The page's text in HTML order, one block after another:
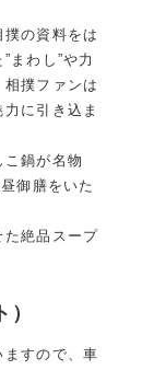
の資料をは
まわし”や力
撲ファンは
に引き込ま
鍋が名物
御膳をいた
た絶品スープ
すので、車